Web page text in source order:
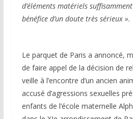
d’éléments matériels
bénéfice d’un doute très sérieux ».
Le parquet de Paris a annoncé,
de faire appel de la décision de
veille à l’encontre d’un ancien
accusé d’agressions sexuelles
enfants de l’école maternelle